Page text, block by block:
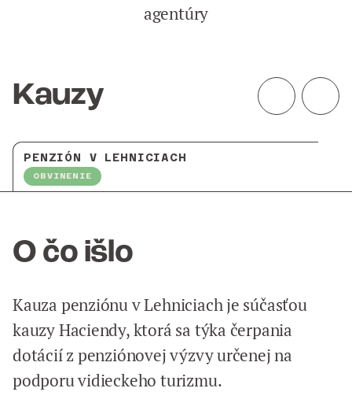
agentúry
Kauzy
PENZIÓN V LEHNICIACH
OBVINENIE
O čo išlo
Kauza penziónu v Lehniciach je súčasťou
kauzy Haciendy, ktorá sa týka čerpania
dotácií z penziónovej výzvy určenej na
podporu vidieckeho turizmu.